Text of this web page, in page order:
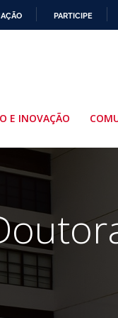
PARTICIPE
E INOVAÇÃO